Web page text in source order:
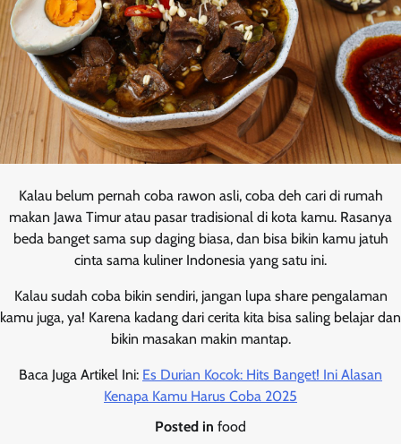
Kalau belum pernah coba rawon asli, coba deh cari di rumah
makan Jawa Timur atau pasar tradisional di kota kamu. Rasanya
beda banget sama sup daging biasa, dan bisa bikin kamu jatuh
cinta sama kuliner Indonesia yang satu ini.
Kalau sudah coba bikin sendiri, jangan lupa share pengalaman
kamu juga, ya! Karena kadang dari cerita kita bisa saling belajar dan
bikin masakan makin mantap.
Baca Juga Artikel Ini: Es Durian Kocok: Hits Banget! Ini Alasan
Kenapa Kamu Harus Coba 2025
Posted in food